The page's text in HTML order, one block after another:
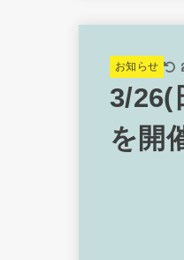
お知らせ
3/26(
を開